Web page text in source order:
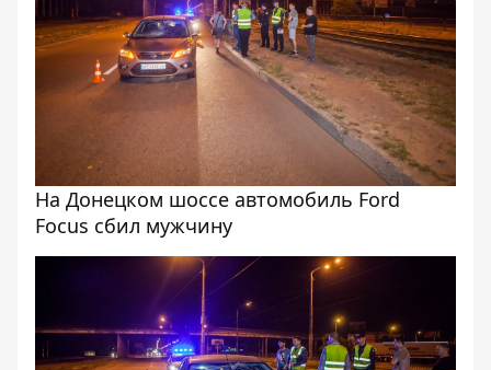
На Донецком шоссе автомобиль Ford
Focus сбил мужчину